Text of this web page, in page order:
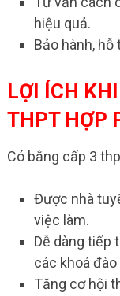
hiệu quả.
Bảo hành,
LỢI ÍCH
THPT HỢP
Có bằng cấp 3
Được nhà
việc làm.
Dễ dàng tiếp
các khoá
Tăng cơ hội